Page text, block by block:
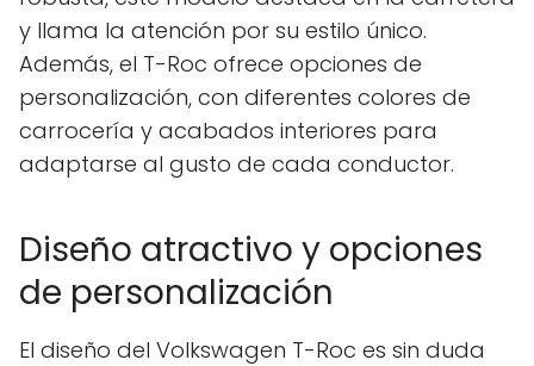
y llama la atención por su estilo único.
Además, el T-Roc ofrece opciones de
personalización, con diferentes colores de
carrocería y acabados interiores para
adaptarse al gusto de cada conductor.
Diseño atractivo y opciones
de personalización
El diseño del Volkswagen T-Roc es sin duda